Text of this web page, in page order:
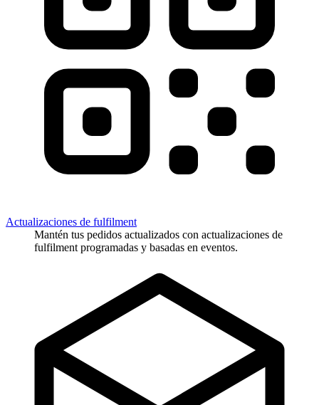
Actualizaciones de fulfilment
Mantén tus pedidos actualizados con actualizaciones de
fulfilment programadas y basadas en eventos.